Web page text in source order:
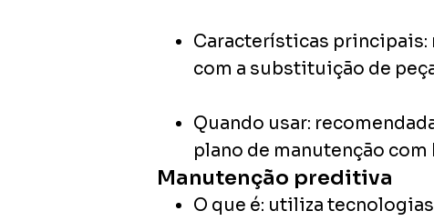
Características principais:
com a substituição de
Quando usar:
plano de manutenção
Manutenção preditiva
O que é: utiliza tecnologias